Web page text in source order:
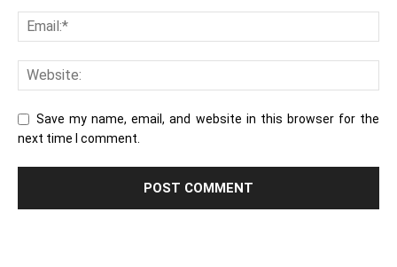
Save my name, email, and website in this browser for the
next time I comment.